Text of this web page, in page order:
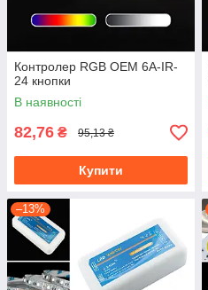
Контролер RGB OEM 6А-IR-
24 кнопки
В наявності
82,76 ₴ 95,13 ₴
Купити
–13%